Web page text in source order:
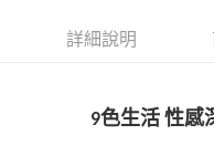
詳細說明
9色生活 性感